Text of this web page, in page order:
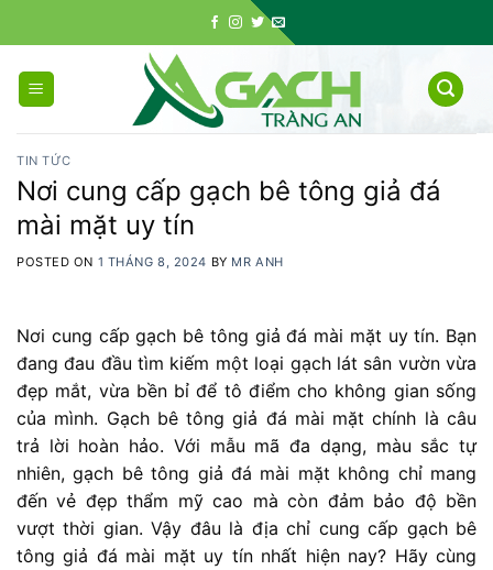
to
content
TIN TỨC
Nơi cung cấp gạch bê tông giả đá
mài mặt uy tín
POSTED ON 1 THÁNG 8, 2024 BY MR ANH
Nơi cung cấp gạch bê tông giả đá mài mặt uy tín. Bạn
đang đau đầu tìm kiếm một loại gạch lát sân vườn vừa
đẹp mắt, vừa bền bỉ để tô điểm cho không gian sống
của mình. Gạch bê tông giả đá mài mặt chính là câu
trả lời hoàn hảo. Với mẫu mã đa dạng, màu sắc tự
nhiên, gạch bê tông giả đá mài mặt không chỉ mang
đến vẻ đẹp thẩm mỹ cao mà còn đảm bảo độ bền
vượt thời gian. Vậy đâu là địa chỉ cung cấp gạch bê
tông giả đá mài mặt uy tín nhất hiện nay? Hãy cùng